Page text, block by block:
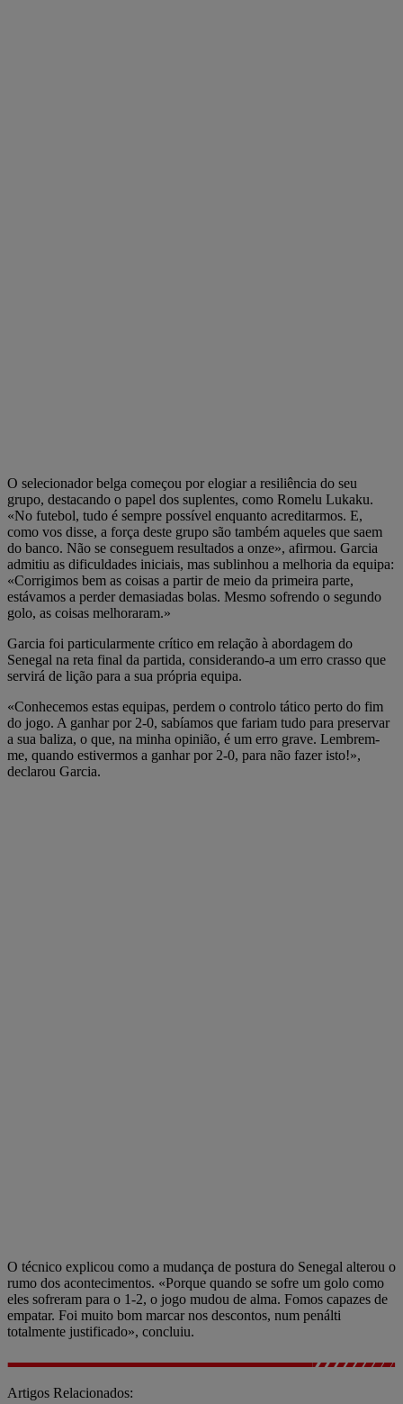
O selecionador belga começou por elogiar a resiliência do seu
grupo, destacando o papel dos suplentes, como Romelu Lukaku.
«No futebol, tudo é sempre possível enquanto acreditarmos. E,
como vos disse, a força deste grupo são também aqueles que saem
do banco. Não se conseguem resultados a onze», afirmou. Garcia
admitiu as dificuldades iniciais, mas sublinhou a melhoria da equipa:
«Corrigimos bem as coisas a partir de meio da primeira parte,
estávamos a perder demasiadas bolas. Mesmo sofrendo o segundo
golo, as coisas melhoraram.»
Garcia foi particularmente crítico em relação à abordagem do
Senegal na reta final da partida, considerando-a um erro crasso que
servirá de lição para a sua própria equipa.
«Conhecemos estas equipas, perdem o controlo tático perto do fim
do jogo. A ganhar por 2-0, sabíamos que fariam tudo para preservar
a sua baliza, o que, na minha opinião, é um erro grave. Lembrem-
me, quando estivermos a ganhar por 2-0, para não fazer isto!»,
declarou Garcia.
O técnico explicou como a mudança de postura do Senegal alterou o
rumo dos acontecimentos. «Porque quando se sofre um golo como
eles sofreram para o 1-2, o jogo mudou de alma. Fomos capazes de
empatar. Foi muito bom marcar nos descontos, num penálti
totalmente justificado», concluiu.
Artigos Relacionados: